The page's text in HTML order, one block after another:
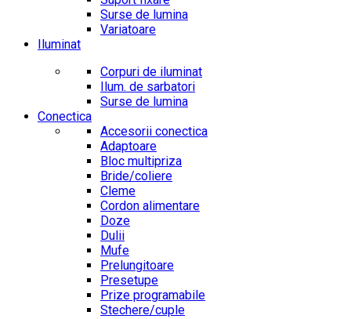
Surse de lumina
Variatoare
Iluminat
Corpuri de iluminat
Ilum. de sarbatori
Surse de lumina
Conectica
Accesorii conectica
Adaptoare
Bloc multipriza
Bride/coliere
Cleme
Cordon alimentare
Doze
Dulii
Mufe
Prelungitoare
Presetupe
Prize programabile
Stechere/cuple